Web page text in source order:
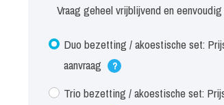
Vraag geheel vrijblijvend en
Duo bezetting / akoestische set:
aanvraag
?
Trio bezetting / akoestische set: